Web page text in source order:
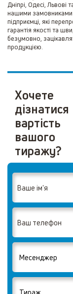
Дніпрі, Одесі, Львові
нашими замовниками
підприємці, які
гарантія якості та
безумовно,
продукцією.
Хочете
дізнатися
вартість
вашого
тиражу?